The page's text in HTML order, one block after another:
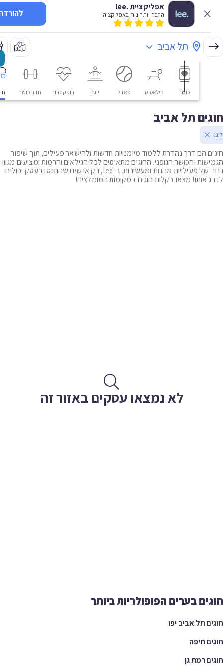
אפליקציית .lee
הרבה יותר נוח באפליקציה להורדה
תל אביב
פילאטיס פאדל דופק גבוה חדר כושר חוגים
תל אביב
הם דרך נהדרת ללמוד מיומנויות חדשות ולהישאר פעילים, תוך שיפור
והכושר הגופני. החוגים מתאימים לכל הגילאים והרמות ומציעים מגוון
רחב של פעילויות מהנות ומעשירות. ב-lee, רק אנשים שהתנסו בעסק יכולים
אותו! מצאו בקלות חוגים במקומות המומלצים!
לא נמצאו עסקים באזור זה
בערים הפופולריות ביותר
תל אביב יפו
חיפה
רמת גן